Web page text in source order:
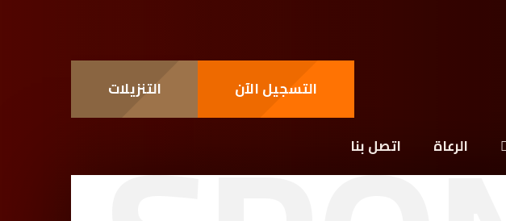
التسجيل الآن التنزيلات
الرعاة اتصل بنا